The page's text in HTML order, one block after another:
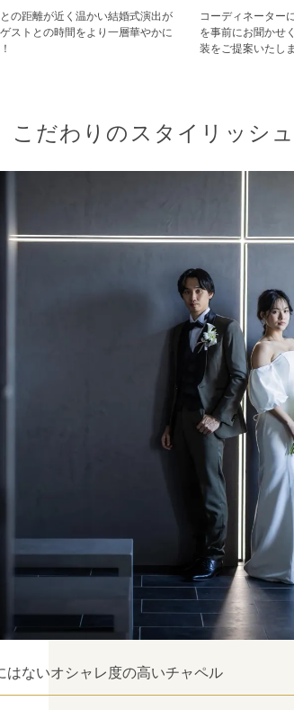
の距離が近く温かい結婚式演出が
ストとの時間をより一層華やかに
コーディネーター
を事前にお聞かせ
装をご提案いたし
こだわりのスタイリッシ
はないオシャレ度の高いチャペル